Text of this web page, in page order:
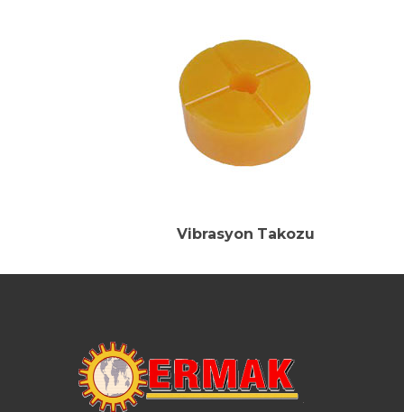
Vibrasyon Takozu